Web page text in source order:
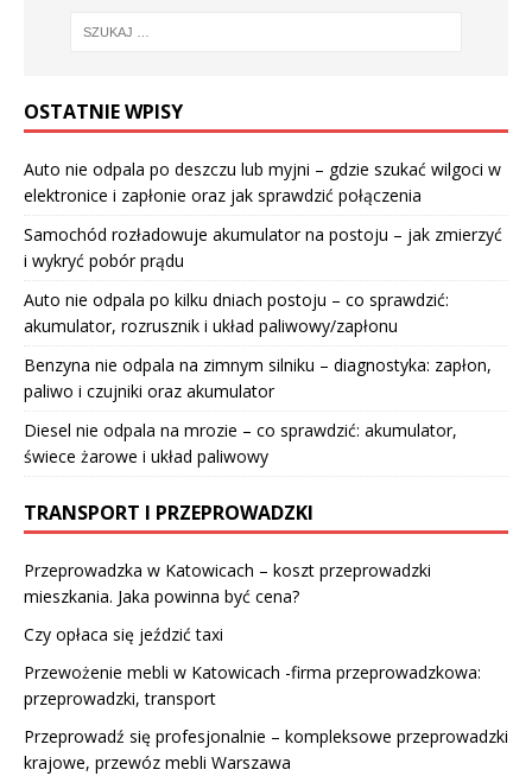
OSTATNIE WPISY
Auto nie odpala po deszczu lub myjni – gdzie szukać wilgoci w
elektronice i zapłonie oraz jak sprawdzić połączenia
Samochód rozładowuje akumulator na postoju – jak zmierzyć
i wykryć pobór prądu
Auto nie odpala po kilku dniach postoju – co sprawdzić:
akumulator, rozrusznik i układ paliwowy/zapłonu
Benzyna nie odpala na zimnym silniku – diagnostyka: zapłon,
paliwo i czujniki oraz akumulator
Diesel nie odpala na mrozie – co sprawdzić: akumulator,
świece żarowe i układ paliwowy
TRANSPORT I PRZEPROWADZKI
Przeprowadzka w Katowicach – koszt przeprowadzki
mieszkania. Jaka powinna być cena?
Czy opłaca się jeździć taxi
Przewożenie mebli w Katowicach -firma przeprowadzkowa:
przeprowadzki, transport
Przeprowadź się profesjonalnie – kompleksowe przeprowadzki
krajowe, przewóz mebli Warszawa